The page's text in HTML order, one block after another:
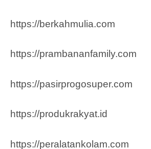
https://berkahmulia.com
https://prambananfamily.com
https://pasirprogosuper.com
https://produkrakyat.id
https://peralatankolam.com